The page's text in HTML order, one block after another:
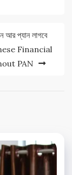
আর প্যান লাগবে
Financial
PAN